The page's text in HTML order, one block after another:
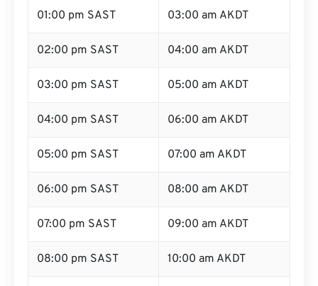
01:00 pm SAST 03:00 am AKDT
02:00 pm SAST 04:00 am AKDT
03:00 pm SAST 05:00 am AKDT
04:00 pm SAST 06:00 am AKDT
05:00 pm SAST 07:00 am AKDT
06:00 pm SAST 08:00 am AKDT
07:00 pm SAST 09:00 am AKDT
08:00 pm SAST 10:00 am AKDT